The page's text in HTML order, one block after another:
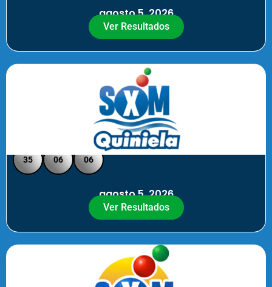
agosto 5, 2026
Ver Resultados
Quiniela SXM - Noche
35 06 06
agosto 5, 2026
Ver Resultados